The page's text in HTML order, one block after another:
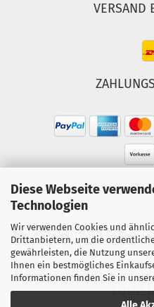
Diese Webseite
Technologien
Wir verwenden Cookies und
Drittanbietern, um die
gewährleisten, die Nutzung
Ihnen ein bestmögliches
Informationen finden Sie in
VERSAND
Tel.:
Mo.-Fr.
Sa.